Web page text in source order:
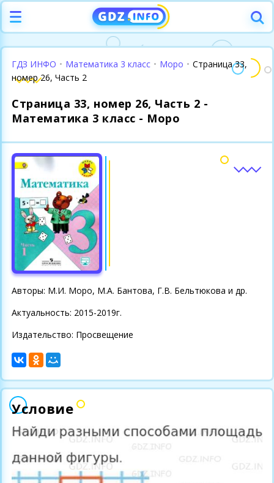
ГДЗ ИНФО • Математика 3 класс • Моро • Страница 33,
номер 26, Часть 2
Страница 33, номер 26, Часть 2 -
Математика 3 класс - Моро
Авторы: М.И. Моро, М.А. Бантова, Г.В. Бельтюкова и др.
Актуальность: 2015-2019г.
Издательство: Просвещение
Условие